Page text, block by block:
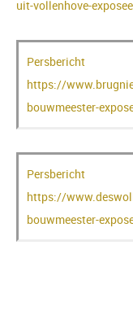
uit-vollenhove-
Persbericht
https://
bouwmeester-
Persbericht
https://
bouwmeester-